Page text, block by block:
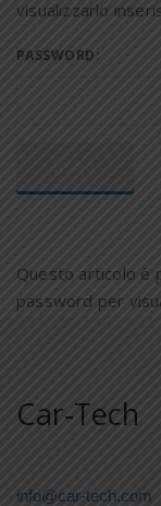
visualizzarlo
PASSWORD:
Questo articolo è
password per
Car-Tech
info@car-tech.com